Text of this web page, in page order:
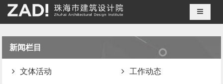
导航切
新闻栏目
文体活动 工作动态